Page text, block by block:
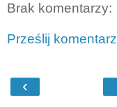
Brak komentarzy:
Prześlij komentarz
‹